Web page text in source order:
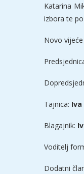
Katarina
izbora te
Novo
Tajnica:
Blagajnik:
Voditelj
Dodatni